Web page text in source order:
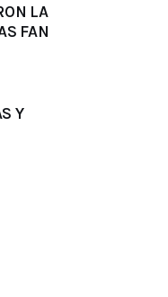
LA
FAN
Y